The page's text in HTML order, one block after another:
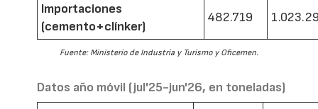
Importaciones
(cemento+clínker)
482.719
Fuente: Ministerio de Industria y Turismo y Oficemen.
Datos año móvil (jul'25-jun'26, en toneladas)